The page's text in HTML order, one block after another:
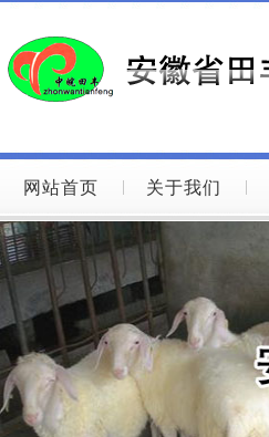
网站首页 关于我们